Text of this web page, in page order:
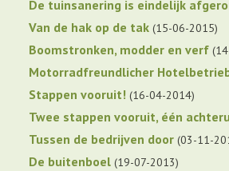
De tuinsanering is eindelijk
Van de hak op de tak 15-06-2015
Boomstronken, modder en verf
Motorradfreundlicher
Stappen vooruit! 16-04-2014
Twee stappen vooruit, één
Tussen de bedrijven door 03-11-
De buitenboel 19-07-2013